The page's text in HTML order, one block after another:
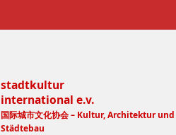
stadtkultur
international e.v.
国际城市文化协会 – Kultur, Architektur und
Städtebau